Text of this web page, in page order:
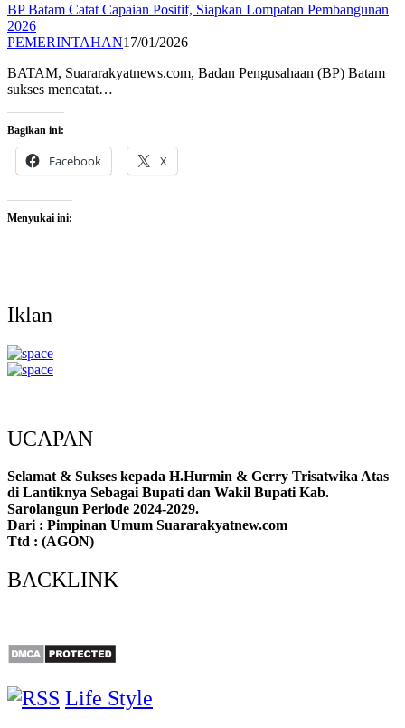
BP Batam Catat Capaian Positif, Siapkan Lompatan Pembangunan
2026
PEMERINTAHAN17/01/2026
BATAM, Suararakyatnews.com, Badan Pengusahaan (BP) Batam
sukses mencatat…
Bagikan ini:
Facebook X
Menyukai ini:
Iklan
UCAPAN
Selamat & Sukses kepada H.Hurmin & Gerry Trisatwika Atas
di Lantiknya Sebagai Bupati dan Wakil Bupati Kab.
Sarolangun Periode 2024-2029.
Dari : Pimpinan Umum Suararakyatnew.com
Ttd : (AGON)
BACKLINK
Life Style